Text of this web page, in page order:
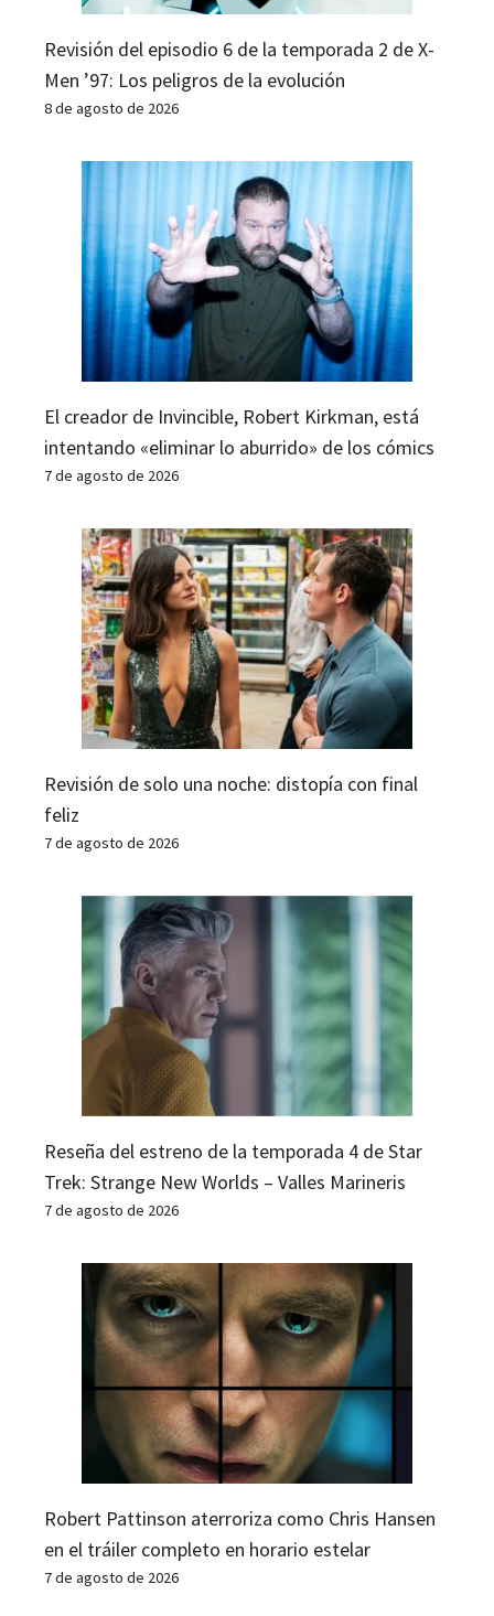
Revisión del episodio 6 de la temporada 2 de X-
Men ’97: Los peligros de la evolución
8 de agosto de 2026
El creador de Invincible, Robert Kirkman, está
intentando «eliminar lo aburrido» de los cómics
7 de agosto de 2026
Revisión de solo una noche: distopía con final
feliz
7 de agosto de 2026
Reseña del estreno de la temporada 4 de Star
Trek: Strange New Worlds – Valles Marineris
7 de agosto de 2026
Robert Pattinson aterroriza como Chris Hansen
en el tráiler completo en horario estelar
7 de agosto de 2026